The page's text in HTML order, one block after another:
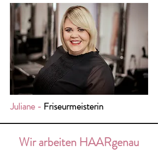
Juliane - Friseurmeisterin
Wir arbeiten HAARgenau